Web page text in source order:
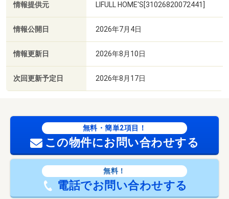
情報提供元 LIFULL HOME'S[31026820072441]
情報公開日 2026年7月4日
情報更新日 2026年8月10日
次回更新予定日 2026年8月17日
無料・簡単2項目！
この物件にお問い合わせする
無料！
電話でお問い合わせする